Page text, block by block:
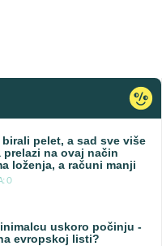
pelet, a sad sve više
na ovaj način
loženja, a računi manji
0
uskoro počinju -
evropskoj listi?